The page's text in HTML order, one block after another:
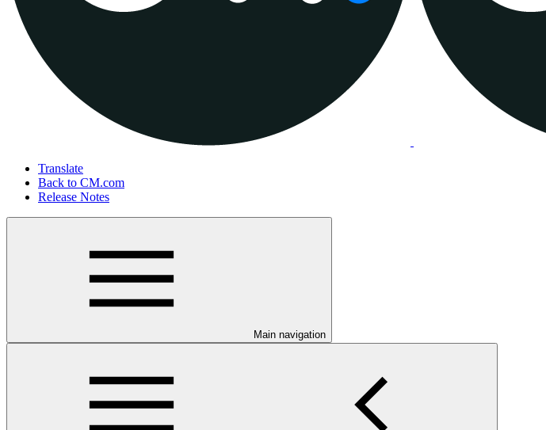
Translate
Back to CM.com
Release Notes
Main navigation